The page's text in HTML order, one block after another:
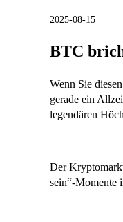
2025-08-15
BTC
Wenn Sie
gerade ein
legendären
Der
sein“-Momente